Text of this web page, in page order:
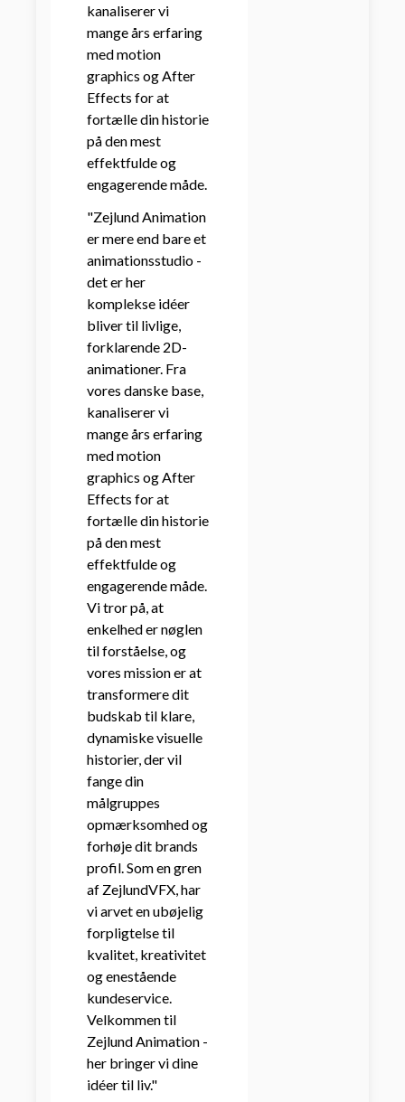
kanaliserer vi
mange års erfaring
med motion
graphics og After
Effects for at
fortælle din historie
på den mest
effektfulde og
engagerende måde.
"Zejlund Animation
er mere end bare et
animationsstudio -
det er her
komplekse idéer
bliver til livlige,
forklarende 2D-
animationer. Fra
vores danske base,
kanaliserer vi
mange års erfaring
med motion
graphics og After
Effects for at
fortælle din historie
på den mest
effektfulde og
engagerende måde.
Vi tror på, at
enkelhed er nøglen
til forståelse, og
vores mission er at
transformere dit
budskab til klare,
dynamiske visuelle
historier, der vil
fange din
målgruppes
opmærksomhed og
forhøje dit brands
profil. Som en gren
af ZejlundVFX, har
vi arvet en ubøjelig
forpligtelse til
kvalitet, kreativitet
og enestående
kundeservice.
Velkommen til
Zejlund Animation -
her bringer vi dine
idéer til liv."